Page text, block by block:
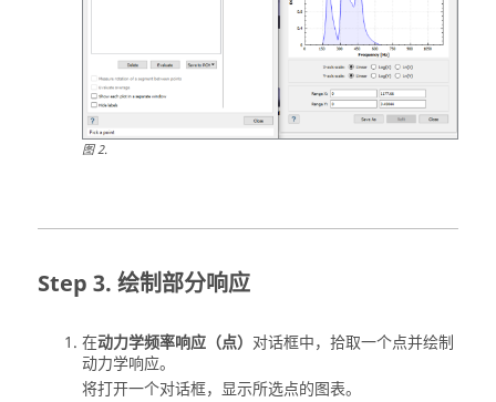
图2.
绘制部分响应
在动力学频率响应（点） 对话框中，拾取一个点并绘制
动力学响应。
将打开一个对话框，显示所选点的图表。